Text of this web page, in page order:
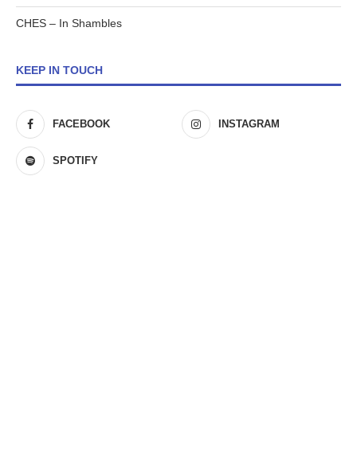
CHES – In Shambles
KEEP IN TOUCH
FACEBOOK INSTAGRAM
SPOTIFY